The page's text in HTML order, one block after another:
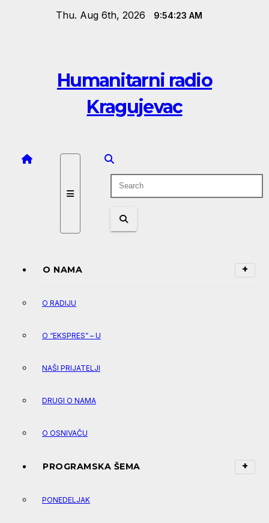
Thu. Aug 6th, 2026 9:54:24 AM
Humanitarni radio
Kragujevac
O NAMA
O RADIJU
O “EKSPRES” – U
NAŠI PRIJATELJI
DRUGI O NAMA
O OSNIVAČU
PROGRAMSKA ŠEMA
PONEDELJAK